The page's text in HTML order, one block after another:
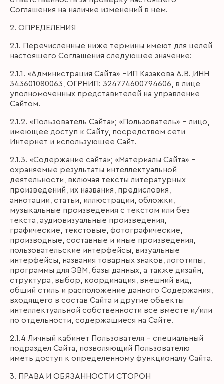
Соглашения на наличие изменений в нем.
2. ОПРЕДЕЛЕНИЯ
2.1. Перечисленные ниже термины имеют для целей
настоящего Соглашения следующее значение:
2.1.1. «Администрация Сайта» –ИП Казакова А.В.,ИНН
343601080063, ОГРНИП: 324774600794606, в лице
уполномоченных представителей на управление
Сайтом.
2.1.2. «Пользователь Сайта»; «Пользователь» – лицо,
имеющее доступ к Сайту, посредством сети
Интернет и использующее Сайт.
2.1.3. «Содержание сайта»; «Материалы Сайта» -
охраняемые результаты интеллектуальной
деятельности, включая тексты литературных
произведений, их названия, предисловия,
аннотации, статьи, иллюстрации, обложки,
музыкальные произведения с текстом или без
текста, аудиовизуальные произведения,
графические, текстовые, фотографические,
производные, составные и иные произведения,
пользовательские интерфейсы, визуальные
интерфейсы, названия товарных знаков, логотипы,
программы для ЭВМ, базы данных, а также дизайн,
структура, выбор, координация, внешний вид,
общий стиль и расположение данного Содержания,
входящего в состав Сайта и другие объекты
интеллектуальной собственности все вместе и/или
по отдельности, содержащиеся на Сайте.
2.1.4 Личный кабинет Пользователя – специальный
подраздел Сайта, позволяющий Пользователю
иметь доступ к определенному функционалу Сайта.
3. ПРАВА И ОБЯЗАННОСТИ СТОРОН